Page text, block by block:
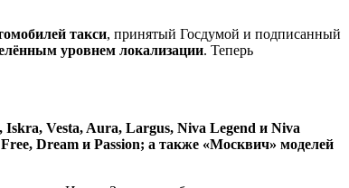
такси, принятый Госдумой и подписанный
уровнем локализации. Теперь
Iskra, Vesta, Aura, Largus, Niva Legend и Niva
Dream и Passion; а также «Москвич» моделей